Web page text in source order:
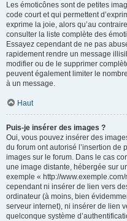
Les émoticônes sont de petites
code court et qui permettent
exprime la joie, alors qu’au
consulter la liste complète des
Essayez cependant de ne pas
rapidement rendre un message
modifier ou de le supprimer
peuvent également limiter le
à un message.
Haut
Puis-je insérer des images ?
Oui, vous pouvez insérer des
du forum ont autorisé l’insertion de
images sur le forum. Dans le cas
une image distante, hébergée sur
exemple « http://
cependant ni insérer de lien vers
ordinateur (à moins, bien
serveur internet), ni insérer de lien
quelconque système